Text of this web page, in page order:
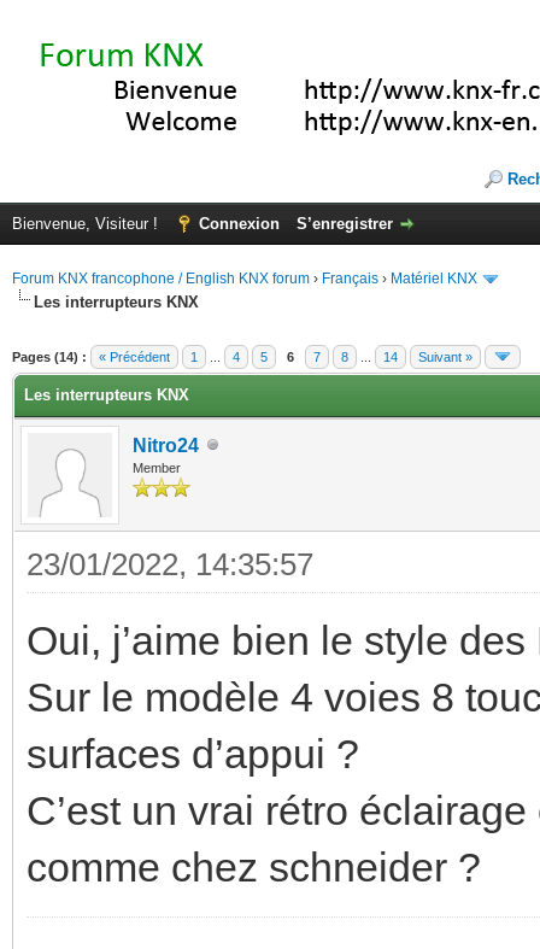
Bienvenue, Visiteur ! Connexion S’enregistrer
Forum KNX francophone / English KNX forum › Français › Matériel KNX
Les interrupteurs KNX
Pages (14) : « Précédent 1 4 5 6 7 8 14 Suivant »
Les interrupteurs KNX
Nitro24
Member
23/01/2022, 14:35:57
Oui, j’aime bien le style
Sur le modèle 4 voies 8
surfaces d’appui ?
C’est un vrai rétro
comme chez schneider ?